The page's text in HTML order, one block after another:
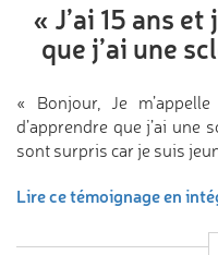
« J’ai 15 ans
que j’ai une
« Bonjour, Je
d’apprendre que j’ai une
sont surpris car je suis
Lire ce témoignage en